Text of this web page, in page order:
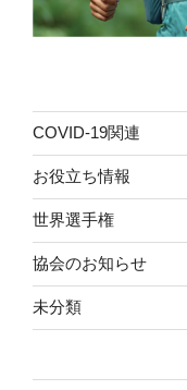
COVID-19関連
お役立ち情報
世界選手権
協会のお知らせ
未分類